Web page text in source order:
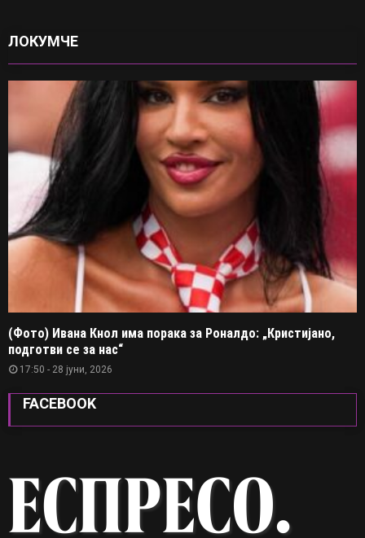
ЛОКУМЧЕ
(Фото) Ивана Кнол има порака за Роналдо: „Кристијано,
подготви се за нас“
17:50 - 28 јуни, 2026
FACEBOOK